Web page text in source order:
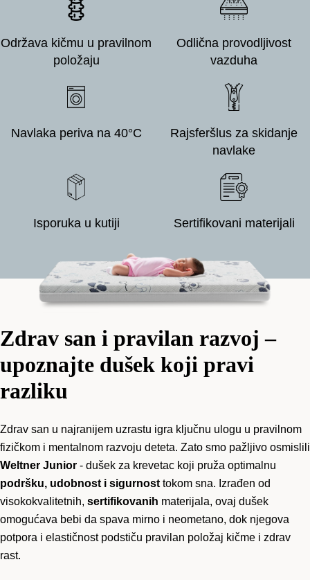
Održava kičmu u pravilnom
položaju
Odlična provodljivost
vazduha
Navlaka periva na 40°C
Rajsferšlus za skidanje
navlake
Isporuka u kutiji Sertifikovani materijali
Zdrav san i pravilan razvoj –
upoznajte dušek koji pravi
razliku
Zdrav san u najranijem uzrastu igra ključnu ulogu u pravilnom
fizičkom i mentalnom razvoju deteta. Zato smo pažljivo osmislili
Weltner Junior - dušek za krevetac koji pruža optimalnu
podršku, udobnost i sigurnost tokom sna. Izrađen od
visokokvalitetnih, sertifikovanih materijala, ovaj dušek
omogućava bebi da spava mirno i neometano, dok njegova
potpora i elastičnost podstiču pravilan položaj kičme i zdrav
rast.